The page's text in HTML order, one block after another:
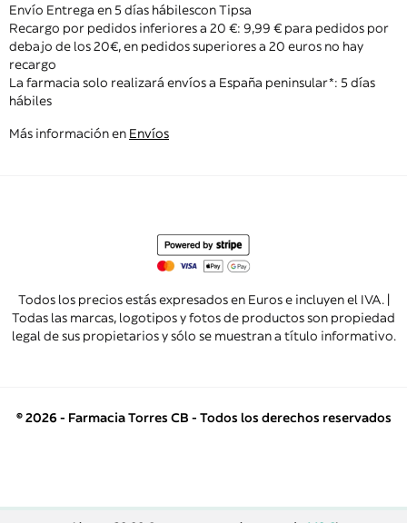
Envío Entrega en 5 días hábiles con Tipsa
Recargo por pedidos inferiores a 20 €: 9,99 € para pedidos por
debajo de los 20€, en pedidos superiores a 20 euros no hay
recargo
La farmacia solo realizará envíos a España peninsular*: 5 días
hábiles
Más información en Envíos
Todos los precios estás expresados en Euros e incluyen el IVA. |
Todas las marcas, logotipos y fotos de productos son propiedad
legal de sus propietarios y sólo se muestran a título informativo.
© 2026 - Farmacia Torres CB - Todos los derechos reservados